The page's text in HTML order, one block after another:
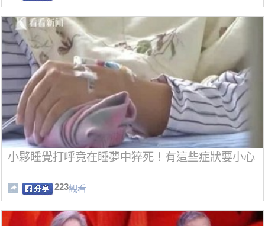
小夥睡覺打呼竟在睡夢中猝死！有這些症狀要小心
223觀看